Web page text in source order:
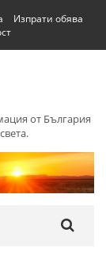
Изпрати обява
от България